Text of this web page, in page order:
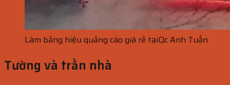
Làm bảng hiệu quảng cáo giá rẻ tạiQc Anh Tuấn
Tường và trần nhà